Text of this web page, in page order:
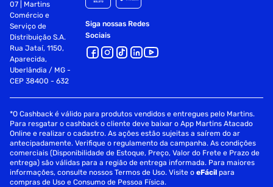
07 | Martins
Comércio e
Serviço de
Distribuição S.A.
Rua Jataí, 1150,
Aparecida,
Uberlândia / MG -
CEP 38400 - 632
Siga nossas Redes
Sociais
*O Cashback é válido para produtos vendidos e entregues pelo Martins.
Para resgatar o cashback o cliente deve baixar o App Martins Atacado
Online e realizar o cadastro. As ações estão sujeitas a saírem do ar
antecipadamente. Verifique o regulamento da campanha. As condições
comerciais (Disponibilidade de Estoque, Preço, Valor do Frete e Prazo de
entrega) são válidas para a região de entrega informada. Para maiores
informações, consulte nossos Termos de Uso. Visite oeFácil para
compras de Uso e Consumo de Pessoa Física.